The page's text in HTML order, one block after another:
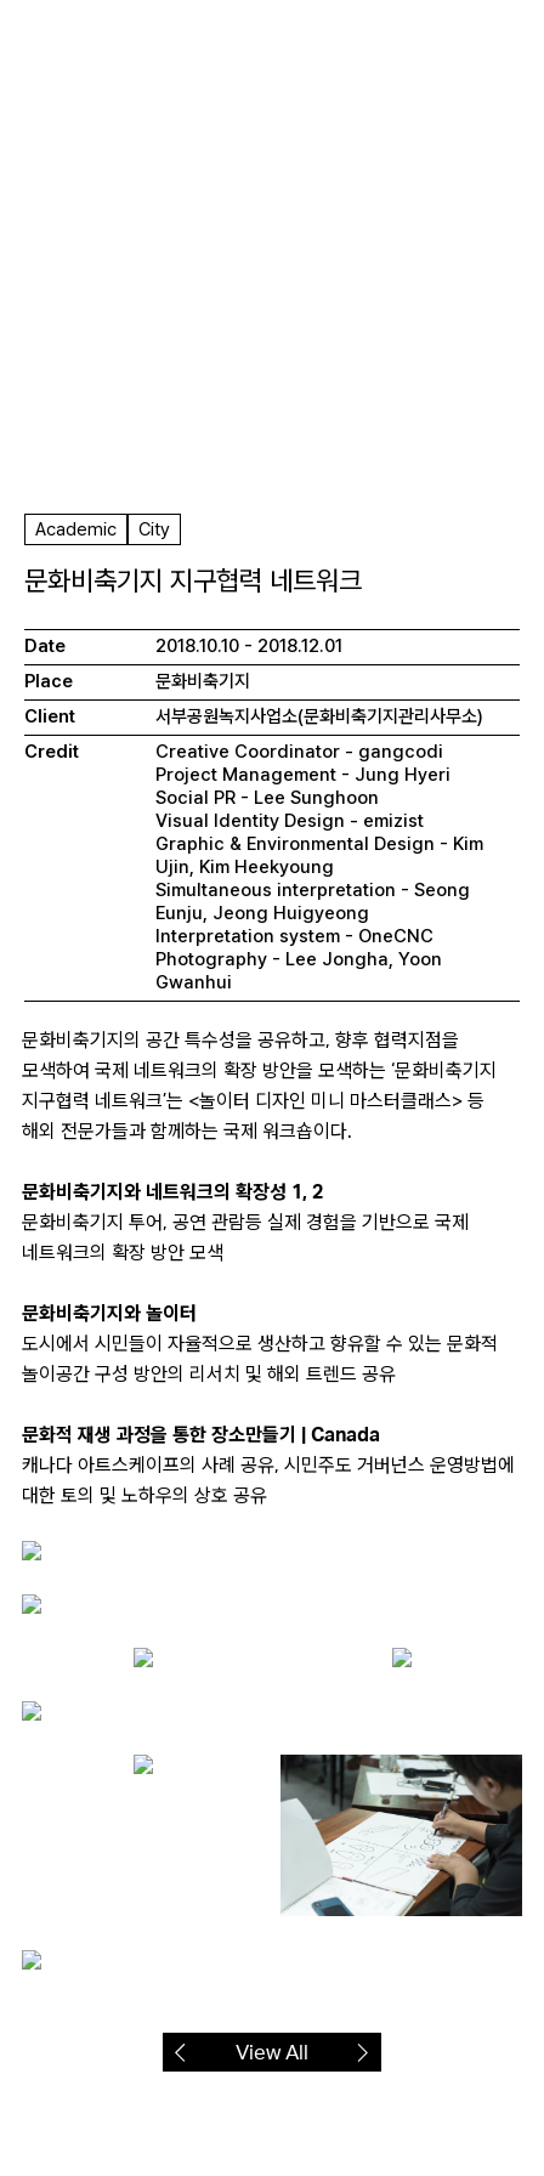
Academic City
문화비축기지 지구협력 네트워크
Date
2018.10.10 - 2018.12.01
Place
문화비축기지
Client
서부공원녹지사업소(문화비축기지관리사무소)
Credit
Creative Coordinator - gangcodi
Project Management - Jung Hyeri
Social PR - Lee Sunghoon
Visual Identity Design - emizist
Graphic & Environmental Design - Kim
Ujin, Kim Heekyoung
Simultaneous interpretation - Seong
Eunju, Jeong Huigyeong
Interpretation system - OneCNC
Photography - Lee Jongha, Yoon
Gwanhui
문화비축기지의 공간 특수성을 공유하고, 향후 협력지점을
모색하여 국제 네트워크의 확장 방안을 모색하는 ‘문화비축기지
지구협력 네트워크’는 <놀이터 디자인 미니 마스터클래스> 등
해외 전문가들과 함께하는 국제 워크숍이다.
문화비축기지와 네트워크의 확장성 1, 2
문화비축기지 투어, 공연 관람등 실제 경험을 기반으로 국제
네트워크의 확장 방안 모색
문화비축기지와 놀이터
도시에서 시민들이 자율적으로 생산하고 향유할 수 있는 문화적
놀이공간 구성 방안의 리서치 및 해외 트렌드 공유
문화적 재생 과정을 통한 장소만들기 | Canada
캐나다 아트스케이프의 사례 공유, 시민주도 거버넌스 운영방법에
대한 토의 및 노하우의 상호 공유
View All